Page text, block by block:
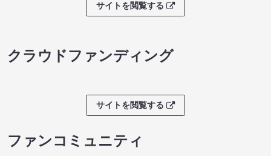
サイトを閲覧する
クラウドファンディング
サイトを閲覧する
ファンコミュニティ